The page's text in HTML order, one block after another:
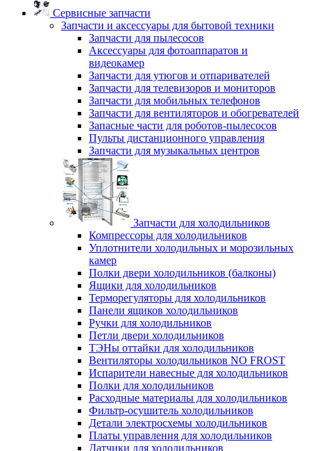
Сервисные запчасти
Запчасти и аксессуары для бытовой техники
Запчасти для пылесосов
Аксессуары для фотоаппаратов и
видеокамер
Запчасти для утюгов и отпаривателей
Запчасти для телевизоров и мониторов
Запчасти для мобильных телефонов
Запчасти для вентиляторов и обогревателей
Запасные части для роботов-пылесосов
Пульты дистанционного управления
Запчасти для музыкальных центров
Запчасти для холодильников
Компрессоры для холодильников
Уплотнители холодильных и морозильных
камер
Полки двери холодильников (балконы)
Ящики для холодильников
Терморегуляторы для холодильников
Панели ящиков холодильников
Ручки для холодильников
Петли двери холодильников
ТЭНы оттайки для холодильников
Вентиляторы холодильников NO FROST
Испарители навесные для холодильников
Полки для холодильников
Расходные материалы для холодильников
Фильтр-осушитель холодильников
Детали электросхемы холодильников
Платы управления для холодильников
Датчики для холодильников